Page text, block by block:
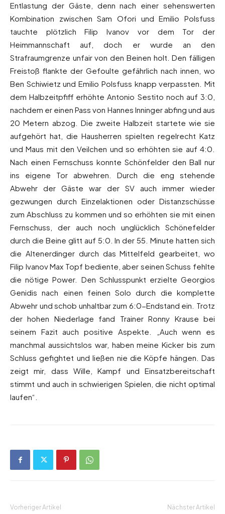
Entlastung der Gäste, denn nach einer sehenswerten
Kombination zwischen Sam Ofori und Emilio Polsfuss
tauchte plötzlich Filip Ivanov vor dem Tor der
Heimmannschaft auf, doch er wurde an den
Strafraumgrenze unfair von den Beinen holt. Den fälligen
Freistoß flankte der Gefoulte gefährlich nach innen, wo
Ben Schiwietz und Emilio Polsfuss knapp verpassten. Mit
dem Halbzeitpfiff erhöhte Antonio Sestito noch auf 3:0,
nachdem er einen Pass von Hannes Inninger abfing und aus
20 Metern abzog. Die zweite Halbzeit startete wie sie
aufgehört hat, die Hausherren spielten regelrecht Katz
und Maus mit den Veilchen und so erhöhten sie auf 4:0.
Nach einen Fernschuss konnte Schönfelder den Ball nur
ins eigene Tor abwehren. Durch die eng stehende
Abwehr der Gäste war der SV auch immer wieder
gezwungen durch Einzelaktionen oder Distanzschüsse
zum Abschluss zu kommen und so erhöhten sie mit einen
Fernschuss, der auch noch unglücklich Schönefelder
durch die Beine glitt auf 5:0. In der 55. Minute hatten sich
die Altenerdinger durch das Mittelfeld gearbeitet, wo
Filip Ivanov Max Topf bediente, aber seinen Schuss fehlte
die nötige Power. Den Schlusspunkt erzielte Georgios
Genidis nach einen feinen Solo durch die komplette
Abwehr und schob unhaltbar zum 6:0-Endstand ein. Trotz
der hohen Niederlage fand Trainer Ronny Krause bei
seinem Fazit auch positive Aspekte. „Auch wenn es
manchmal aussichtslos war, haben meine Kicker bis zum
Schluss gefightet und ließen nie die Köpfe hängen. Das
zeigt mir, dass Wille, Kampf und Einsatzbereitschaft
stimmt und auch in schwierigen Spielen, die nicht optimal
laufen“.
Vorheriger Artikel Nächster Artikel